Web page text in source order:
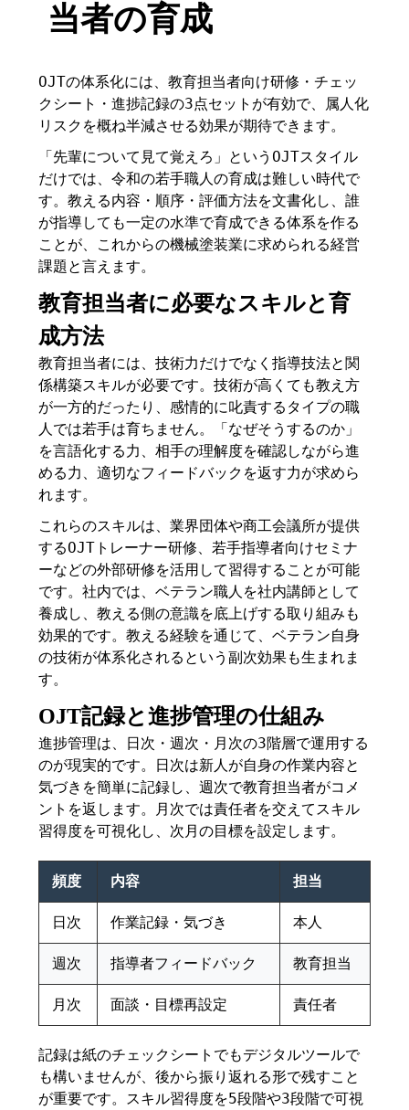
当者の育成
OJTの体系化には、教育担当者向け研修・チェッ
クシート・進捗記録の3点セットが有効で、属人化
リスクを概ね半減させる効果が期待できます。
「先輩について見て覚えろ」というOJTスタイル
だけでは、令和の若手職人の育成は難しい時代で
す。教える内容・順序・評価方法を文書化し、誰
が指導しても一定の水準で育成できる体系を作る
ことが、これからの機械塗装業に求められる経営
課題と言えます。
教育担当者に必要なスキルと育
成方法
教育担当者には、技術力だけでなく指導技法と関
係構築スキルが必要です。技術が高くても教え方
が一方的だったり、感情的に叱責するタイプの職
人では若手は育ちません。「なぜそうするのか」
を言語化する力、相手の理解度を確認しながら進
める力、適切なフィードバックを返す力が求めら
れます。
これらのスキルは、業界団体や商工会議所が提供
するOJTトレーナー研修、若手指導者向けセミナ
ーなどの外部研修を活用して習得することが可能
です。社内では、ベテラン職人を社内講師として
養成し、教える側の意識を底上げする取り組みも
効果的です。教える経験を通じて、ベテラン自身
の技術が体系化されるという副次効果も生まれま
す。
OJT記録と進捗管理の仕組み
進捗管理は、日次・週次・月次の3階層で運用する
のが現実的です。日次は新人が自身の作業内容と
気づきを簡単に記録し、週次で教育担当者がコメ
ントを返します。月次では責任者を交えてスキル
習得度を可視化し、次月の目標を設定します。
頻度 内容 担当
日次 作業記録・気づき 本人
週次 指導者フィードバック 教育担当
月次 面談・目標再設定 責任者
記録は紙のチェックシートでもデジタルツールで
も構いませんが、後から振り返れる形で残すこと
が重要です。スキル習得度を5段階や3段階で可視